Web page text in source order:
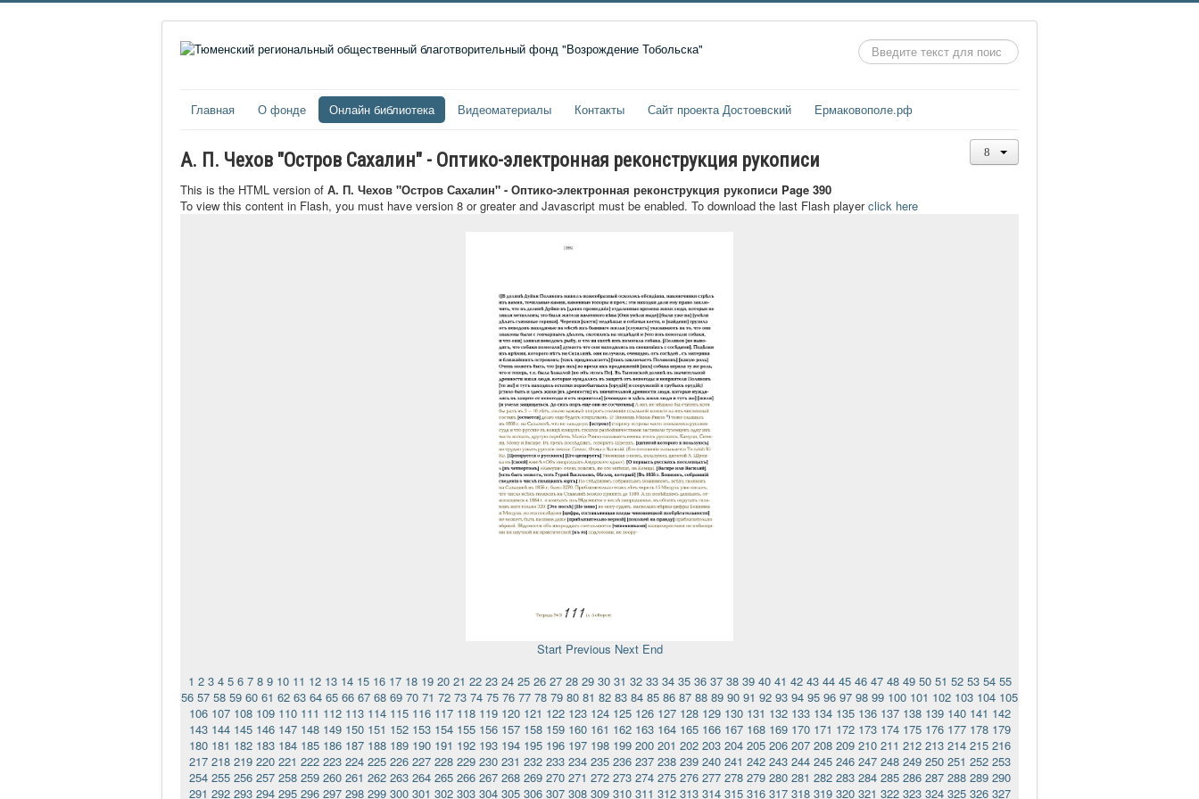
Искать...
Главная О фонде Онлайн библиотека Видеоматериалы Контакты Сайт проекта Достоевский Ермаковополе.рф
А. П. Чехов "Остров Сахалин" - Оптико-электронная реконструкция рукописи
This is the HTML version of А. П. Чехов "Остров Сахалин" - Оптико-электронная реконструкция рукописи Page 390
To view this content in Flash, you must have version 8 or greater and Javascript must be enabled. To download the last Flash playerclick here
Start Previous Next End
1 2 3 4 5 6 7 8 9 10 11 12 13 14 15 16 17 18 19 20 21 22 23 24 25 26 27 28 29 30 31 32 33 34 35 36 37 38 39 40 41 42 43 44 45 46 47 48 49 50 51 52 53 54 55
56 57 58 59 60 61 62 63 64 65 66 67 68 69 70 71 72 73 74 75 76 77 78 79 80 81 82 83 84 85 86 87 88 89 90 91 92 93 94 95 96 97 98 99 100 101 102 103 104 105
106 107 108 109 110 111 112 113 114 115 116 117 118 119 120 121 122 123 124 125 126 127 128 129 130 131 132 133 134 135 136 137 138 139 140 141 142
143 144 145 146 147 148 149 150 151 152 153 154 155 156 157 158 159 160 161 162 163 164 165 166 167 168 169 170 171 172 173 174 175 176 177 178 179
180 181 182 183 184 185 186 187 188 189 190 191 192 193 194 195 196 197 198 199 200 201 202 203 204 205 206 207 208 209 210 211 212 213 214 215 216
217 218 219 220 221 222 223 224 225 226 227 228 229 230 231 232 233 234 235 236 237 238 239 240 241 242 243 244 245 246 247 248 249 250 251 252 253
254 255 256 257 258 259 260 261 262 263 264 265 266 267 268 269 270 271 272 273 274 275 276 277 278 279 280 281 282 283 284 285 286 287 288 289 290
291 292 293 294 295 296 297 298 299 300 301 302 303 304 305 306 307 308 309 310 311 312 313 314 315 316 317 318 319 320 321 322 323 324 325 326 327